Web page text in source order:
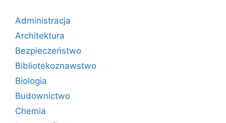
Administracja
Architektura
Bezpieczeństwo
Bibliotekoznawstwo
Biologia
Budownictwo
Chemia